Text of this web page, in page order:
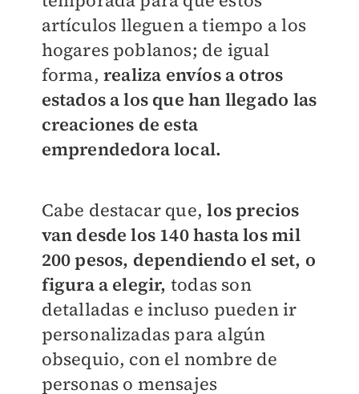
artículos lleguen a tiempo a los
hogares poblanos; de igual
forma, realiza envíos a otros
estados a los que han llegado las
creaciones de esta
emprendedora local.
Cabe destacar que,los precios
van desde los 140 hasta los mil
200 pesos, dependiendo el set, o
figura a elegir, todas son
detalladas e incluso pueden ir
personalizadas para algún
obsequio, con el nombre de
personas o mensajes